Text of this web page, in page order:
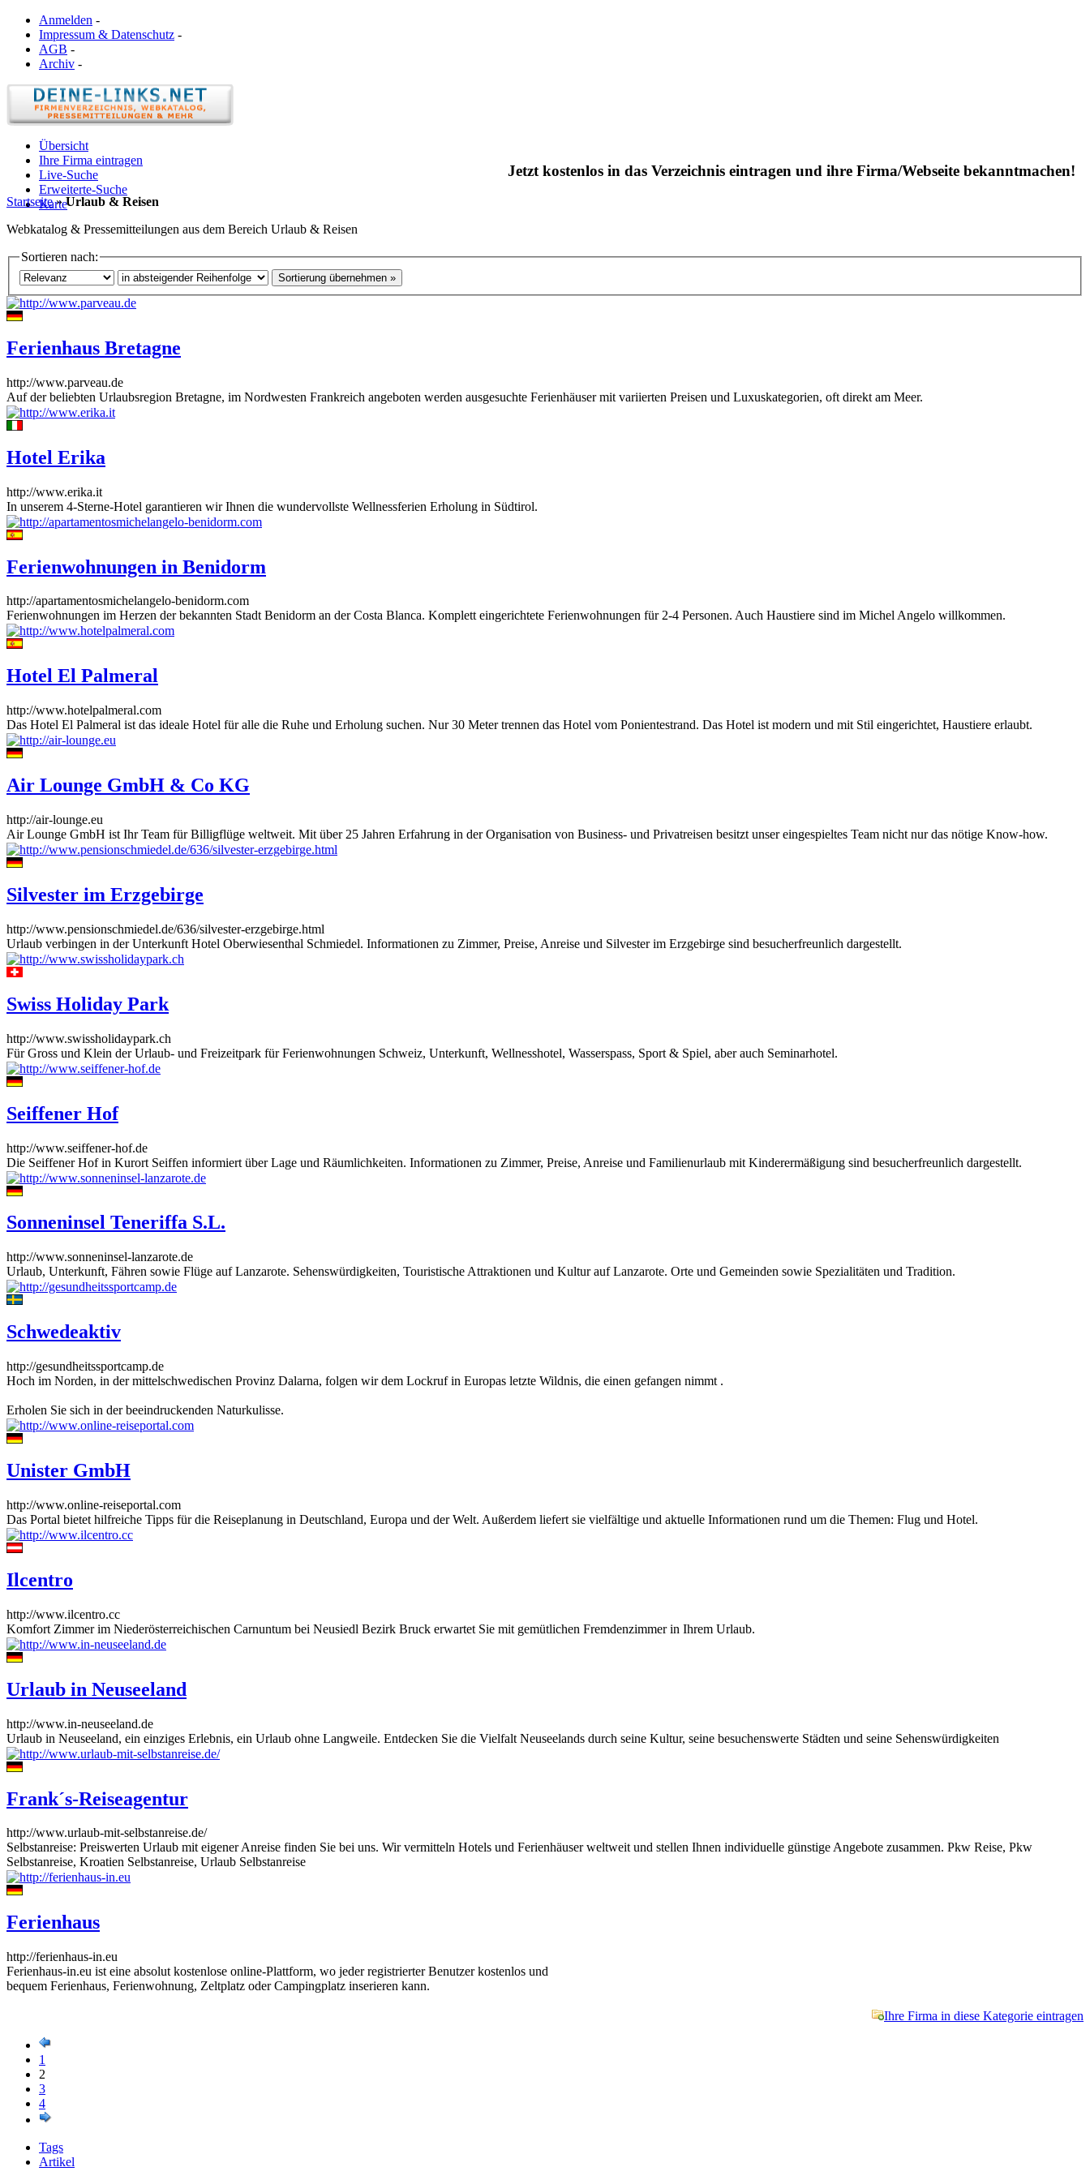
Anmelden -
Impressum & Datenschutz -
AGB -
Archiv -
Übersicht
Ihre Firma eintragen
Live-Suche
Erweiterte-Suche
Karte
Jetzt kostenlos in das Verzeichnis eintragen und ihre Firma/Webseite bekanntmachen!
Startseite»Urlaub & Reisen
Webkatalog & Pressemitteilungen aus dem Bereich Urlaub & Reisen
Sortieren nach:
Ferienhaus Bretagne
http://www.parveau.de
Auf der beliebten Urlaubsregion Bretagne, im Nordwesten Frankreich angeboten werden ausgesuchte Ferienhäuser mit variierten Preisen und Luxuskategorien, oft direkt am Meer.
Hotel Erika
http://www.erika.it
In unserem 4-Sterne-Hotel garantieren wir Ihnen die wundervollste Wellnessferien Erholung in Südtirol.
Ferienwohnungen in Benidorm
http://apartamentosmichelangelo-benidorm.com
Ferienwohnungen im Herzen der bekannten Stadt Benidorm an der Costa Blanca. Komplett eingerichtete Ferienwohnungen für 2-4 Personen. Auch Haustiere sind im Michel Angelo willkommen.
Hotel El Palmeral
http://www.hotelpalmeral.com
Das Hotel El Palmeral ist das ideale Hotel für alle die Ruhe und Erholung suchen. Nur 30 Meter trennen das Hotel vom Ponientestrand. Das Hotel ist modern und mit Stil eingerichtet, Haustiere erlaubt.
Air Lounge GmbH & Co KG
http://air-lounge.eu
Air Lounge GmbH ist Ihr Team für Billigflüge weltweit. Mit über 25 Jahren Erfahrung in der Organisation von Business- und Privatreisen besitzt unser eingespieltes Team nicht nur das nötige Know-how.
Silvester im Erzgebirge
http://www.pensionschmiedel.de/636/silvester-erzgebirge.html
Urlaub verbingen in der Unterkunft Hotel Oberwiesenthal Schmiedel. Informationen zu Zimmer, Preise, Anreise und Silvester im Erzgebirge sind besucherfreunlich dargestellt.
Swiss Holiday Park
http://www.swissholidaypark.ch
Für Gross und Klein der Urlaub- und Freizeitpark für Ferienwohnungen Schweiz, Unterkunft, Wellnesshotel, Wasserspass, Sport & Spiel, aber auch Seminarhotel.
Seiffener Hof
http://www.seiffener-hof.de
Die Seiffener Hof in Kurort Seiffen informiert über Lage und Räumlichkeiten. Informationen zu Zimmer, Preise, Anreise und Familienurlaub mit Kinderermäßigung sind besucherfreunlich dargestellt.
Sonneninsel Teneriffa S.L.
http://www.sonneninsel-lanzarote.de
Urlaub, Unterkunft, Fähren sowie Flüge auf Lanzarote. Sehenswürdigkeiten, Touristische Attraktionen und Kultur auf Lanzarote. Orte und Gemeinden sowie Spezialitäten und Tradition.
Schwedeaktiv
http://gesundheitssportcamp.de
Hoch im Norden, in der mittelschwedischen Provinz Dalarna, folgen wir dem Lockruf in Europas letzte Wildnis, die einen gefangen nimmt .
Erholen Sie sich in der beeindruckenden Naturkulisse.
Unister GmbH
http://www.online-reiseportal.com
Das Portal bietet hilfreiche Tipps für die Reiseplanung in Deutschland, Europa und der Welt. Außerdem liefert sie vielfältige und aktuelle Informationen rund um die Themen: Flug und Hotel.
Ilcentro
http://www.ilcentro.cc
Komfort Zimmer im Niederösterreichischen Carnuntum bei Neusiedl Bezirk Bruck erwartet Sie mit gemütlichen Fremdenzimmer in Ihrem Urlaub.
Urlaub in Neuseeland
http://www.in-neuseeland.de
Urlaub in Neuseeland, ein einziges Erlebnis, ein Urlaub ohne Langweile. Entdecken Sie die Vielfalt Neuseelands durch seine Kultur, seine besuchenswerte Städten und seine Sehenswürdigkeiten
Frank´s-Reiseagentur
http://www.urlaub-mit-selbstanreise.de/
Selbstanreise: Preiswerten Urlaub mit eigener Anreise finden Sie bei uns. Wir vermitteln Hotels und Ferienhäuser weltweit und stellen Ihnen individuelle günstige Angebote zusammen. Pkw Reise, Pkw
Selbstanreise, Kroatien Selbstanreise, Urlaub Selbstanreise
Ferienhaus
http://ferienhaus-in.eu
Ferienhaus-in.eu ist eine absolut kostenlose online-Plattform, wo jeder registrierter Benutzer kostenlos und
bequem Ferienhaus, Ferienwohnung, Zeltplatz oder Campingplatz inserieren kann.
Ihre Firma in diese Kategorie eintragen
1
2
3
4
Tags
Artikel